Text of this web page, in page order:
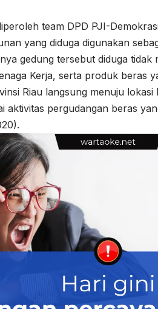
team DPD PJI-
yang diduga digunakan
gedung tersebut diduga tidak
Kerja, serta produk beras
Riau langsung menuju
aktivitas pergudangan beras